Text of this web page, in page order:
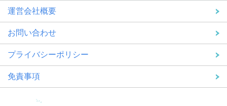
運営会社概要
お問い合わせ
プライバシーポリシー
免責事項